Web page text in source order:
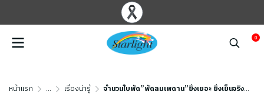
0
หน้าแรก ... เรื่องน่ารู้ จำนวนใบพัด”พัดลมเพดาน”ยิ่งเยอะ ยิ่งเย็นจริงหรือไม่?